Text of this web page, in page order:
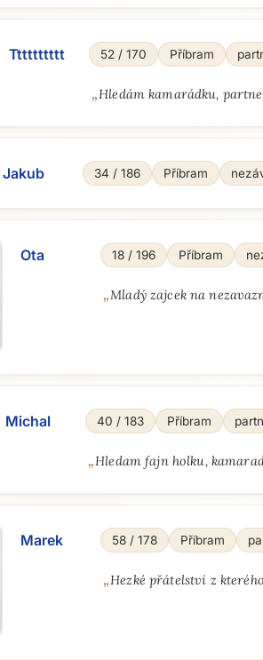
Tttttttttt 52 / 170 Příbram
„Hledám kamarádku,
Jakub 34 / 186 Příbram
Ota 18 / 196 Příbram
„Mladý zajcek na
Michal 40 / 183 Příbram
„Hledam fajn holku,
Marek 58 / 178 Příbram
„Hezké přátelství z